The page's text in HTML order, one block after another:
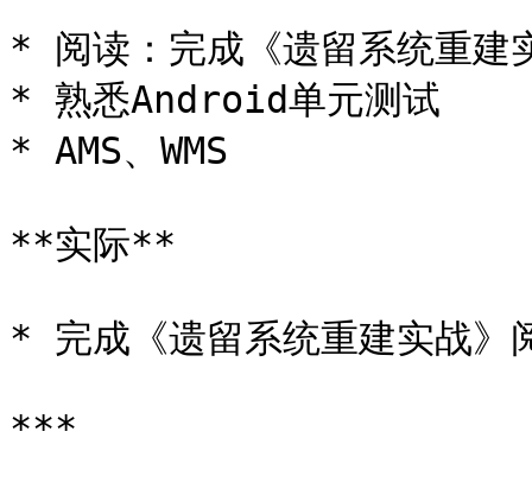
* 阅读：完成《遗留系统重建
* 熟悉Android单元测试
* AMS、WMS
**实际**
* 完成《遗留系统重建实战》
***